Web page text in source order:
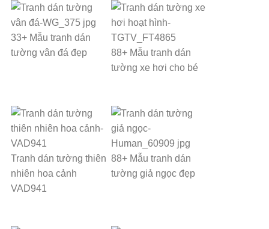
33+ Mẫu tranh dán
tường vân đá đẹp
88+ Mẫu tranh dán
tường xe hơi cho bé
Tranh dán tường thiên
nhiên hoa cảnh
VAD941
88+ Mẫu tranh dán
tường giả ngọc đẹp